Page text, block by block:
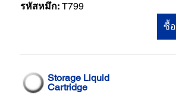
รหัสหมึก: T799
ซื้
Storage Liquid
Cartridge